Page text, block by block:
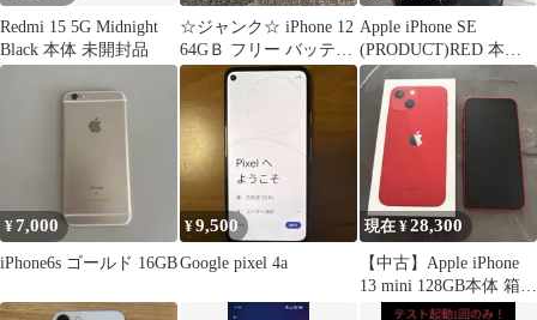
Redmi 15 5G Midnight
Black 本体 未開封品
☆ジャンク☆ iPhone 12
64GＢ フリー バッテリ
ー100%
Apple iPhone SE
(PRODUCT)RED 本体
64GB
¥7,000
iPhone6s ゴールド 16GB
¥9,500
Google pixel 4a
現在 ¥28,300
【中古】Apple iPhone
13 mini 128GB本体 箱あ